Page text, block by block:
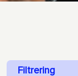
Filtrering